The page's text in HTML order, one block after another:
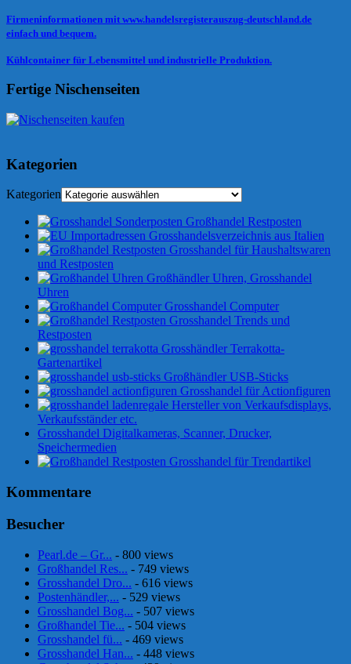
Firmeninformationen mit www.handelsregisterauszug-deutschland.de
einfach und bequem.
Kühlcontainer für Lebensmittel und industrielle Produktion.
Fertige Nischenseiten
Kategorien
Kategorien
Großhandel Restposten
Grosshandelsverzeichnis aus Italien
Grosshandel für Haushaltswaren
und Restposten
Großhändler Uhren, Grosshandel
Uhren
Grosshandel Computer
Grosshandel Trends und
Restposten
Grosshändler Terrakotta-
Gartenartikel
Großhändler USB-Sticks
Grosshandel für Actionfiguren
Hersteller von Verkaufsdisplays,
Verkaufsständer etc.
Grosshandel Digitalkameras, Scanner, Drucker,
Speichermedien
Grosshandel für Trendartikel
Kommentare
Besucher
Pearl.de – Gr... - 800 views
Großhandel Res... - 749 views
Grosshandel Dro... - 616 views
Postenhändler,... - 529 views
Grosshandel Bog... - 507 views
Großhandel Tie... - 504 views
Grosshandel fü... - 469 views
Grosshandel Han... - 448 views